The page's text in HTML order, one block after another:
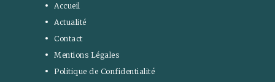
Accueil
Actualité
Contact
Mentions Légales
Politique de Confidentialité